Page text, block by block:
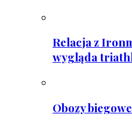
Relacja z
wygląda
Obozy